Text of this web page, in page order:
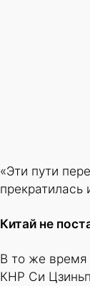
«Эти пути
Китай не
В то же время
КНР Си